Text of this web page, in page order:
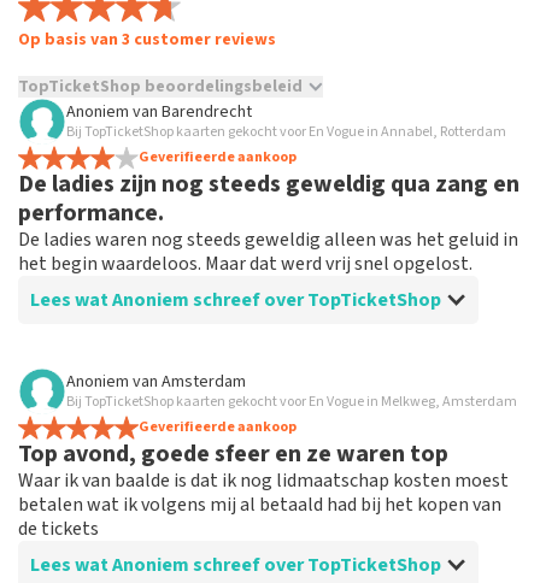
Op basis van 3 customer reviews
TopTicketShop beoordelingsbeleid
TopTicketShop verzamelt reviews van echte klanten. Het is
niet mogelijk om een review achter te laten als je geen
tickets hebt aangeschaft bij TopTicketShop. Reviews met
grof taalgebruik en/of onwaarheden worden niet geplaatst.
Het kan enkele weken duren voordat een review wordt
geplaatst.
Anoniem van Barendrecht
Bij TopTicketShop kaarten gekocht voor En Vogue in Annabel, Rotterdam
Geverifieerde aankoop
De ladies zijn nog steeds geweldig qua zang en
performance.
De ladies waren nog steeds geweldig alleen was het geluid in
het begin waardeloos. Maar dat werd vrij snel opgelost.
Lees wat Anoniem schreef over TopTicketShop
Beoordeling van Anoniem over
Top
Snelle service en goed
Anoniem van Amsterdam
Bij TopTicketShop kaarten gekocht voor En Vogue in Melkweg, Amsterdam
Geverifieerde aankoop
Top avond, goede sfeer en ze waren top
Waar ik van baalde is dat ik nog lidmaatschap kosten moest
betalen wat ik volgens mij al betaald had bij het kopen van
de tickets
Lees wat Anoniem schreef over TopTicketShop